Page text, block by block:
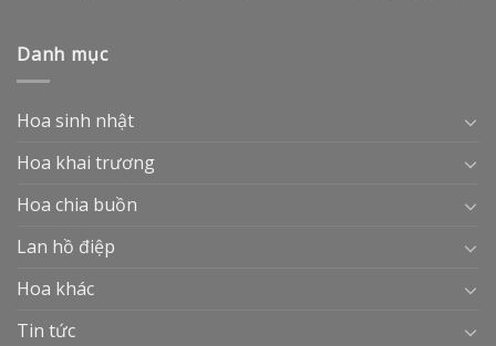
Danh mục
Hoa sinh nhật
Hoa khai trương
Hoa chia buồn
Lan hồ điệp
Hoa khác
Tin tức